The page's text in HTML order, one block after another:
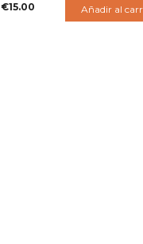
€15.00 Añadir al